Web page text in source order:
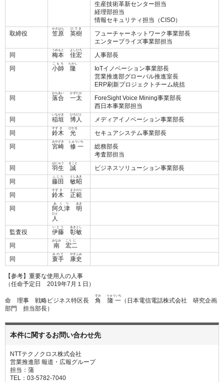
生産技術革新センター担当
経理部担当
情報セキュリティ担当（CISO）
取締役
笠原
かさはら
英樹
ひでき
フューチャーネットワーク事業部長
エンタープライズ事業部担当
同
梅本
うめもと
佳
よし
宏
ひろ
人事部長
同
小師
こもろ
隆
たかし
IoTイノベーション事業部長
営業推進部グローバル推進室長
ERP刷新プロジェクトチーム統括
同
落合
おちあい
一
かず
太
たか
ForeSight Voice Mining事業部長
西日本事業部担当
同
稲垣
いながき
博人
ひろひと
メディアイノベーション事業部長
同
鈴
すず
木
き
光
ひかる
セキュアシステム事業部長
同
宮
みや
崎
ざき
修
しゅう
一
いち
総務部長
考査部担当
同
羽生
はにゅう
誠
まこと
ビジネスソリューション事業部長
同
藤田
ふじた
敏
とし
昭
あき
同 鈴
すず
木
き
正
まさ
範
のり
同 阿
あ
久
く
津
つ
明
あき
人
ひと
監査役 伊藤
いとう
彰
あき
敏
とし
同 南
みなみ
宏
こう
二
じ
同 蓑手
みのて
康史
やすふみ
【参考】重要な使用人の人事
（任命予定日 2019年7月１日）
命 理事 戦略ビジネス特区長 角
すみ
隆一
りゅういち
（日本電信電話株式会社 研究企画
部門 担当部長）
本件に関するお問い合わせ先
NTTテクノクロス株式会社
営業推進部 報道・広報グループ
担当：蒲
TEL：03-5782-7040